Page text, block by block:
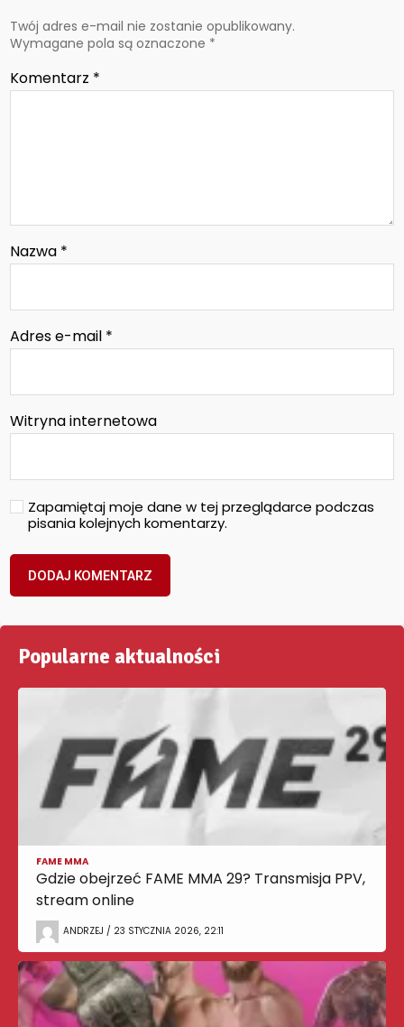
Twój adres e-mail nie zostanie opublikowany.
Wymagane pola są oznaczone *
Komentarz *
Nazwa *
Adres e-mail *
Witryna internetowa
Zapamiętaj moje dane w tej przeglądarce podczas
pisania kolejnych komentarzy.
Popularne aktualności
FAME MMA
Gdzie obejrzeć FAME MMA 29? Transmisja PPV,
stream online
ANDRZEJ / 23 STYCZNIA 2026, 22:11